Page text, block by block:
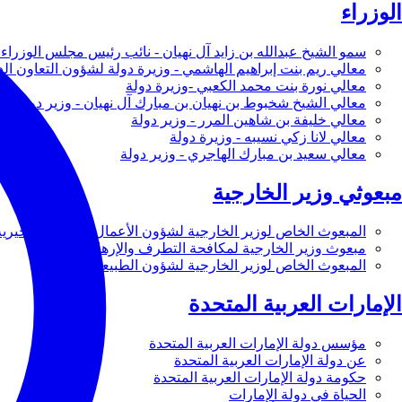
الوزراء
سمو الشيخ عبدالله بن زايد آل نهيان - نائب رئيس مجلس الوزراء
معالي ريم بنت إبراهيم الهاشمي - وزيرة دولة لشؤون التعاون
معالي نورة بنت محمد الكعبي -وزيرة دولة
معالي الشيخ شخبوط بن نهيان بن مبارك آل نهيان - وزير دولة
معالي خليفة بن شاهين المرر - وزير دولة
معالي لانا زكي نسيبه - وزيرة دولة
معالي سعيد بن مبارك الهاجري - وزير دولة
مبعوثي وزير الخارجية
المبعوث الخاص لوزير الخارجية لشؤون الأعمال والأعمال
مبعوث وزير الخارجية لمكافحة التطرف والإرهاب
المبعوث الخاص لوزير الخارجية لشؤون الطبيعة
الإمارات العربية المتحدة
مؤسس دولة الإمارات العربية المتحدة
عن دولة الإمارات العربية المتحدة
حكومة دولة الإمارات العربية المتحدة
الحياة في دولة الإمارات